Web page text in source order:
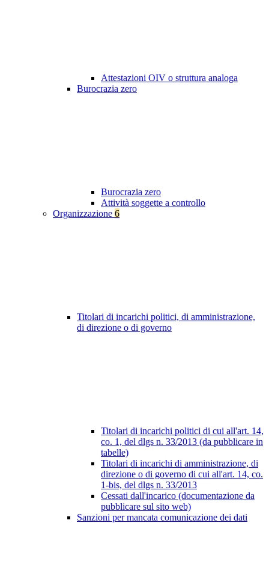
Attestazioni OIV o struttura analoga
Burocrazia zero
Burocrazia zero
Attività soggette a controllo
Organizzazione 6
Titolari di incarichi politici, di amministrazione,
di direzione o di governo
Titolari di incarichi politici di cui all'art. 14,
co. 1, del dlgs n. 33/2013 (da pubblicare in
tabelle)
Titolari di incarichi di amministrazione, di
direzione o di governo di cui all'art. 14, co.
1-bis, del dlgs n. 33/2013
Cessati dall'incarico (documentazione da
pubblicare sul sito web)
Sanzioni per mancata comunicazione dei dati